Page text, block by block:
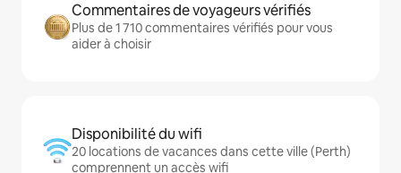
Commentaires de voyageurs vérifiés
Plus de 1 710 commentaires vérifiés pour vous
aider à choisir
Disponibilité du wifi
20 locations de vacances dans cette ville (Perth)
comprennent un accès wifi